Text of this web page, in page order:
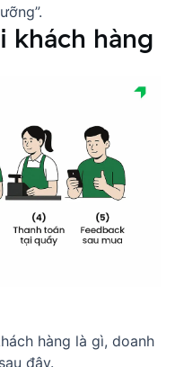
khách hàng
hàng là gì, doanh
đây.